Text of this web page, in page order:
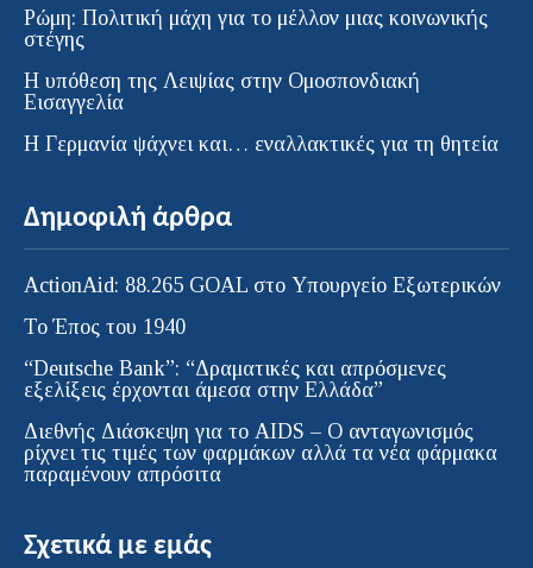
Ρώμη: Πολιτική μάχη για το μέλλον μιας κοινωνικής
στέγης
Η υπόθεση της Λειψίας στην Ομοσπονδιακή
Εισαγγελία
H Γερμανία ψάχνει και… εναλλακτικές για τη θητεία
Δημοφιλή άρθρα
ActionAid: 88.265 GOAL στο Υπουργείο Εξωτερικών
Το Έπος του 1940
“Deutsche Bank”: “Δραματικές και απρόσμενες
εξελίξεις έρχονται άμεσα στην Ελλάδα”
Διεθνής Διάσκεψη για το AIDS – Ο ανταγωνισμός
ρίχνει τις τιμές των φαρμάκων αλλά τα νέα φάρμακα
παραμένουν απρόσιτα
Σχετικά με εμάς